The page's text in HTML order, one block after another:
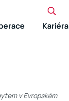
Kariéra
v Evropském